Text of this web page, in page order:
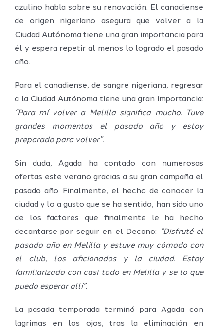
azulino habla sobre su renovación. El canadiense
de origen nigeriano asegura que volver a la
Ciudad Autónoma tiene una gran importancia para
él y espera repetir al menos lo logrado el pasado
año.
Para el canadiense, de sangre nigeriana, regresar
a la Ciudad Autónoma tiene una gran importancia:
“Para mí volver a Melilla significa mucho. Tuve
grandes momentos el pasado año y estoy
preparado para volver”.
Sin duda, Agada ha contado con numerosas
ofertas este verano gracias a su gran campaña el
pasado año. Finalmente, el hecho de conocer la
ciudad y lo a gusto que se ha sentido, han sido uno
de los factores que finalmente le ha hecho
decantarse por seguir en el Decano:
“Disfruté el
pasado año en Melilla y estuve muy cómodo con
el club, los aficionados y la ciudad. Estoy
familiarizado con casi todo en Melilla y se lo que
puedo esperar allí”.
La pasada temporada terminó para Agada con
lagrimas en los ojos, tras la eliminación en